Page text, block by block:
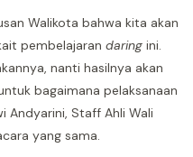
Walikota bahwa kita akan
pembelajaran daring ini.
nanti hasilnya akan
bagaimana pelaksanaan
Andyarini, Staff Ahli Wali
yang sama.